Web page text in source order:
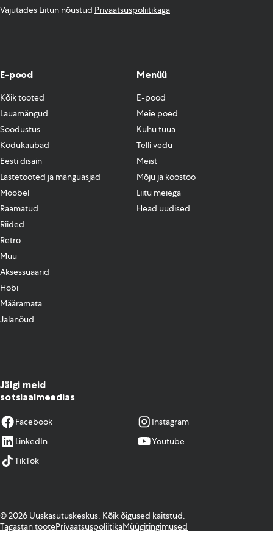
Vajutades Liitun nõustud Privaatsuspoliitikaga
E-pood
Kõik tooted
Lauamängud
Soodustus
Kodukaubad
Eesti disain
Lastetooted ja mänguasjad
Mööbel
Raamatud
Riided
Retro
Muu
Aksessuaarid
Hobi
Määramata
Jalanõud
Menüü
E-pood
Meie poed
Kuhu tuua
Telli vedu
Meist
Mõju ja koostöö
Liitu meiega
Head uudised
Jälgi meid
sotsiaalmeedias
Facebook
Instagram
LinkedIn
Youtube
TikTok
© 2026 Uuskasutuskeskus. Kõik õigused kaitstud.
Tagastan tootePrivaatsuspoliitikaMüügitingimused